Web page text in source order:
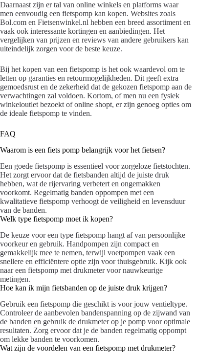
Daarnaast zijn er tal van online winkels en platforms waar
men eenvoudig een fietspomp kan kopen. Websites zoals
Bol.com en Fietsenwinkel.nl hebben een breed assortiment en
vaak ook interessante kortingen en aanbiedingen. Het
vergelijken van prijzen en reviews van andere gebruikers kan
uiteindelijk zorgen voor de beste keuze.
Bij het kopen van een fietspomp is het ook waardevol om te
letten op garanties en retourmogelijkheden. Dit geeft extra
gemoedsrust en de zekerheid dat de gekozen fietspomp aan de
verwachtingen zal voldoen. Kortom, of men nu een fysiek
winkeloutlet bezoekt of online shopt, er zijn genoeg opties om
de ideale fietspomp te vinden.
FAQ
Waarom is een fiets pomp belangrijk voor het fietsen?
Een goede fietspomp is essentieel voor zorgeloze fietstochten.
Het zorgt ervoor dat de fietsbanden altijd de juiste druk
hebben, wat de rijervaring verbetert en ongemakken
voorkomt. Regelmatig banden oppompen met een
kwalitatieve fietspomp verhoogt de veiligheid en levensduur
van de banden.
Welk type fietspomp moet ik kopen?
De keuze voor een type fietspomp hangt af van persoonlijke
voorkeur en gebruik. Handpompen zijn compact en
gemakkelijk mee te nemen, terwijl voetpompen vaak een
snellere en efficiëntere optie zijn voor thuisgebruik. Kijk ook
naar een fietspomp met drukmeter voor nauwkeurige
metingen.
Hoe kan ik mijn fietsbanden op de juiste druk krijgen?
Gebruik een fietspomp die geschikt is voor jouw ventieltype.
Controleer de aanbevolen bandenspanning op de zijwand van
de banden en gebruik de drukmeter op je pomp voor optimale
resultaten. Zorg ervoor dat je de banden regelmatig oppompt
om lekke banden te voorkomen.
Wat zijn de voordelen van een fietspomp met drukmeter?